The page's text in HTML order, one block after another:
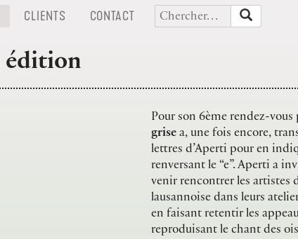
CLIENTS (CURRENT)
CONTACT(CURRENT)
édition
Pour son 6ème rendez-
grise a, une fois encore,
lettres d’Aperti pour en
renversant le “e”. Aperti a
venir rencontrer les artistes
lausannoise dans leurs
en faisant retentir les
reproduisant le chant des